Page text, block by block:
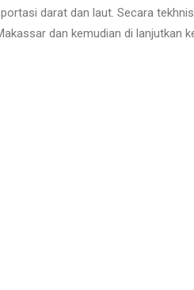
darat dan laut. Secara
dan kemudian di lanjutkan